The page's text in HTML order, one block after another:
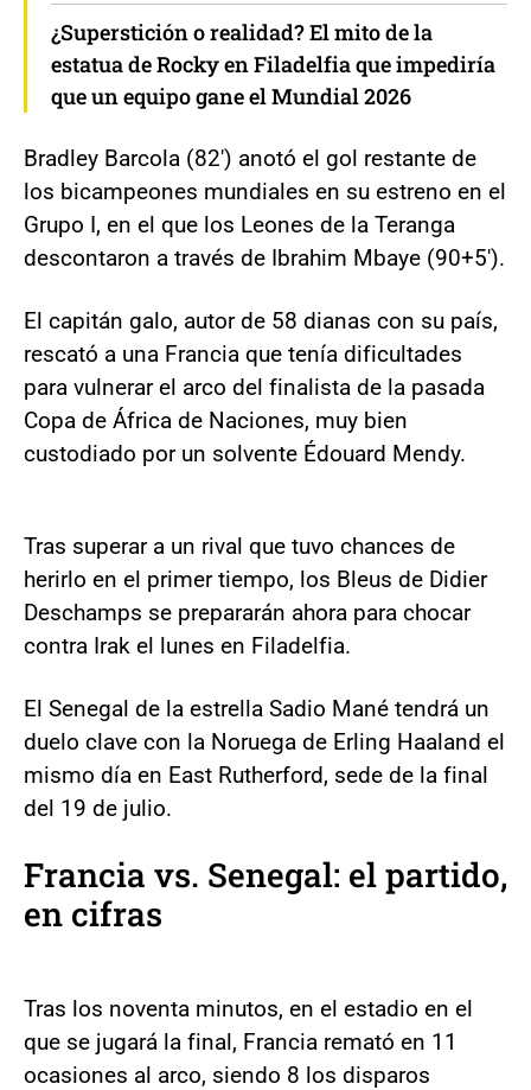
¿Superstición o realidad? El mito de la
estatua de Rocky en Filadelfia que impediría
que un equipo gane el Mundial 2026
Bradley Barcola (82') anotó el gol restante de
los bicampeones mundiales en su estreno en el
Grupo I, en el que los Leones de la Teranga
descontaron a través de Ibrahim Mbaye (90+5').
El capitán galo, autor de 58 dianas con su país,
rescató a una Francia que tenía dificultades
para vulnerar el arco del finalista de la pasada
Copa de África de Naciones, muy bien
custodiado por un solvente Édouard Mendy.
Tras superar a un rival que tuvo chances de
herirlo en el primer tiempo, los Bleus de Didier
Deschamps se prepararán ahora para chocar
contra Irak el lunes en Filadelfia.
El Senegal de la estrella Sadio Mané tendrá un
duelo clave con la Noruega de Erling Haaland el
mismo día en East Rutherford, sede de la final
del 19 de julio.
Francia vs. Senegal: el partido,
en cifras
Tras los noventa minutos, en el estadio en el
que se jugará la final, Francia remató en 11
ocasiones al arco, siendo 8 los disparos